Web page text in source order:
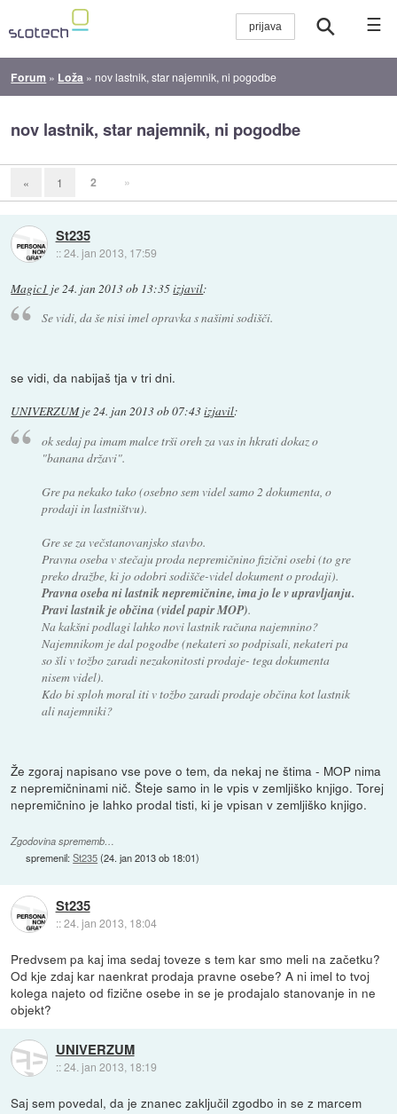
☰
Forum » Loža » nov lastnik, star najemnik, ni pogodbe
nov lastnik, star najemnik, ni pogodbe
« 1 2 »
St235
::24. jan 2013, 17:59
Magic1 je24. jan 2013 ob 13:35izjavil:
Se vidi, da še nisi imel opravka s našimi sodišči.
se vidi, da nabijaš tja v tri dni.
UNIVERZUMje24. jan 2013 ob 07:43izjavil:
ok sedaj pa imam malce trši oreh za vas in hkrati dokaz o
"banana državi".
Gre pa nekako tako (osebno sem videl samo 2 dokumenta, o
prodaji in lastništvu).
Gre se za večstanovanjsko stavbo.
Pravna oseba v stečaju proda nepremičnino fizični osebi (to gre
preko dražbe, ki jo odobri sodišče-videl dokument o prodaji).
Pravna oseba ni lastnik nepremičnine, ima jo le v upravljanju.
Pravi lastnik je občina (videl papir MOP).
Na kakšni podlagi lahko novi lastnik računa najemnino?
Najemnikom je dal pogodbe (nekateri so podpisali, nekateri pa
so šli v tožbo zaradi nezakonitosti prodaje- tega dokumenta
nisem videl).
Kdo bi sploh moral iti v tožbo zaradi prodaje občina kot lastnik
ali najemniki?
Že zgoraj napisano vse pove o tem, da nekaj ne štima - MOP nima
z nepremičninami nič. Šteje samo in le vpis v zemljiško knjigo. Torej
nepremičnino je lahko prodal tisti, ki je vpisan v zemljiško knjigo.
Zgodovina sprememb…
spremenil:St235(24. jan 2013 ob 18:01)
St235
::24. jan 2013, 18:04
Predvsem pa kaj ima sedaj toveze s tem kar smo meli na začetku?
Od kje zdaj kar naenkrat prodaja pravne osebe? A ni imel to tvoj
kolega najeto od fizične osebe in se je prodajalo stanovanje in ne
objekt?
UNIVERZUM
::24. jan 2013, 18:19
Saj sem povedal, da je znanec zaključil zgodbo in se z marcem